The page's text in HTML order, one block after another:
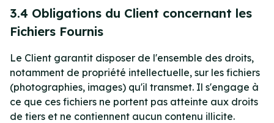
3.4 Obligations du Client concernant les
Fichiers Fournis
Le Client garantit disposer de l'ensemble des droits,
notamment de propriété intellectuelle, sur les fichiers
(photographies, images) qu'il transmet. Il s'engage à
ce que ces fichiers ne portent pas atteinte aux droits
de tiers et ne contiennent aucun contenu illicite.